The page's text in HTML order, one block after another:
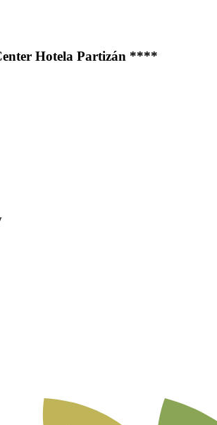
Hotela Partizán ****